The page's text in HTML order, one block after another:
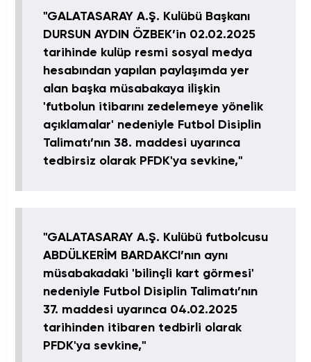
"GALATASARAY A.Ş. Kulübü Başkanı
DURSUN AYDIN ÖZBEK’in 02.02.2025
tarihinde kulüp resmi sosyal medya
hesabından yapılan paylaşımda yer
alan başka müsabakaya ilişkin
'futbolun itibarını zedelemeye yönelik
açıklamalar' nedeniyle Futbol Disiplin
Talimatı’nın 38. maddesi uyarınca
tedbirsiz olarak PFDK'ya sevkine,"
"GALATASARAY A.Ş. Kulübü futbolcusu
ABDÜLKERİM BARDAKCI’nın aynı
müsabakadaki 'bilinçli kart görmesi'
nedeniyle Futbol Disiplin Talimatı’nın
37. maddesi uyarınca 04.02.2025
tarihinden itibaren tedbirli olarak
PFDK'ya sevkine,"